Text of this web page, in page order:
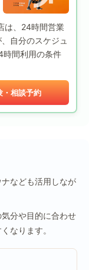
は、24時間営業
自分のスケジュ
時間利用の条件
・相談予約
なども活用しなが
分や目的に合わせ
なります。